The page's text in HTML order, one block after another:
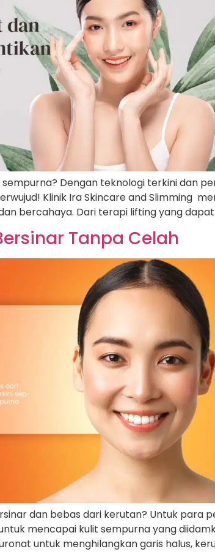
Dengan teknologi terkini dan
Klinik Ira Skincare and Slimming
bercahaya. Dari terapi lifting yang
Tanpa Celah
dan bebas dari kerutan? Untuk
mencapai kulit sempurna yang
untuk menghilangkan garis halus,